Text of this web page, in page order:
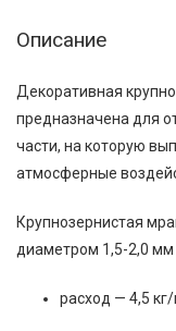
Описание
Декоративная
предназначена для
части, на которую
атмосферные
Крупнозернистая
диаметром 1,5-2,0
расход — 4,5